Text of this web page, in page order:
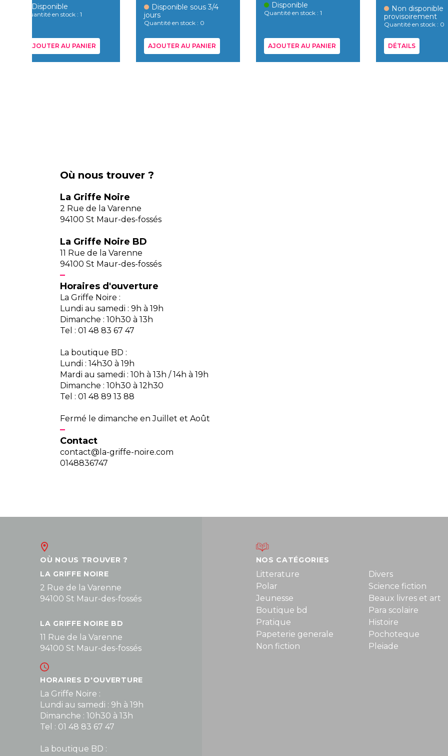
Disponible
Quantité en stock : 1
AJOUTER AU PANIER
Disponible sous 3/4
jours
Quantité en stock : 0
AJOUTER AU PANIER
Disponible
Quantité en stock : 1
AJOUTER AU PANIER
Non disponible
provisoirement
Quantité en stock : 0
DÉTAILS
Où nous trouver ?
La Griffe Noire
2 Rue de la Varenne
94100 St Maur-des-fossés
La Griffe Noire BD
11 Rue de la Varenne
94100 St Maur-des-fossés
Horaires d'ouverture
La Griffe Noire :
Lundi au samedi : 9h à 19h
Dimanche : 10h30 à 13h
Tel : 01 48 83 67 47
La boutique BD :
Lundi : 14h30 à 19h
Mardi au samedi : 10h à 13h / 14h à 19h
Dimanche : 10h30 à 12h30
Tel : 01 48 89 13 88
Fermé le dimanche en Juillet et Août
Contact
contact@la-griffe-noire.com
0148836747
OÙ NOUS TROUVER ?
LA GRIFFE NOIRE
2 Rue de la Varenne
94100 St Maur-des-fossés
LA GRIFFE NOIRE BD
11 Rue de la Varenne
94100 St Maur-des-fossés
HORAIRES D'OUVERTURE
La Griffe Noire :
Lundi au samedi : 9h à 19h
Dimanche : 10h30 à 13h
Tel : 01 48 83 67 47
La boutique BD :
NOS CATÉGORIES
Litterature
Polar
Jeunesse
Boutique bd
Pratique
Papeterie generale
Non fiction
Divers
Science fiction
Beaux livres et art
Para scolaire
Histoire
Pochoteque
Pleiade